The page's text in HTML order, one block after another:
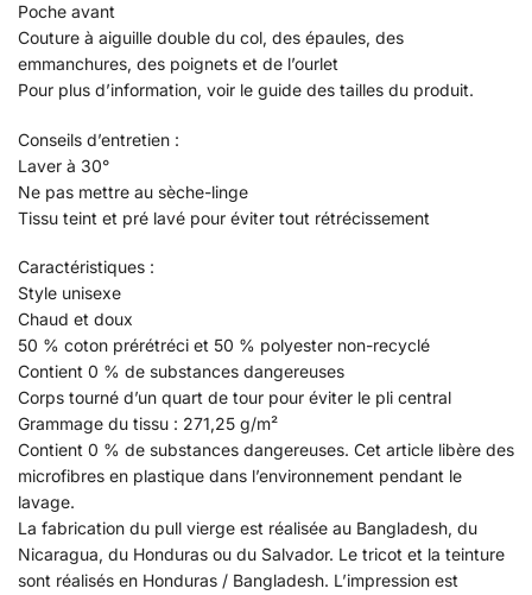
Poche avant
Couture à aiguille double du col, des épaules, des
emmanchures, des poignets et de l’ourlet
Pour plus d’information, voir le guide des tailles du produit.
Conseils d’entretien :
Laver à 30°
Ne pas mettre au sèche-linge
Tissu teint et pré lavé pour éviter tout rétrécissement
Caractéristiques :
Style unisexe
Chaud et doux
50 % coton prérétréci et 50 % polyester non-recyclé
Contient 0 % de substances dangereuses
Corps tourné d’un quart de tour pour éviter le pli central
Grammage du tissu : 271,25 g/m²
Contient 0 % de substances dangereuses. Cet article libère des
microfibres en plastique dans l’environnement pendant le
lavage.
La fabrication du pull vierge est réalisée au Bangladesh, du
Nicaragua, du Honduras ou du Salvador. Le tricot et la teinture
sont réalisés en Honduras / Bangladesh. L’impression est